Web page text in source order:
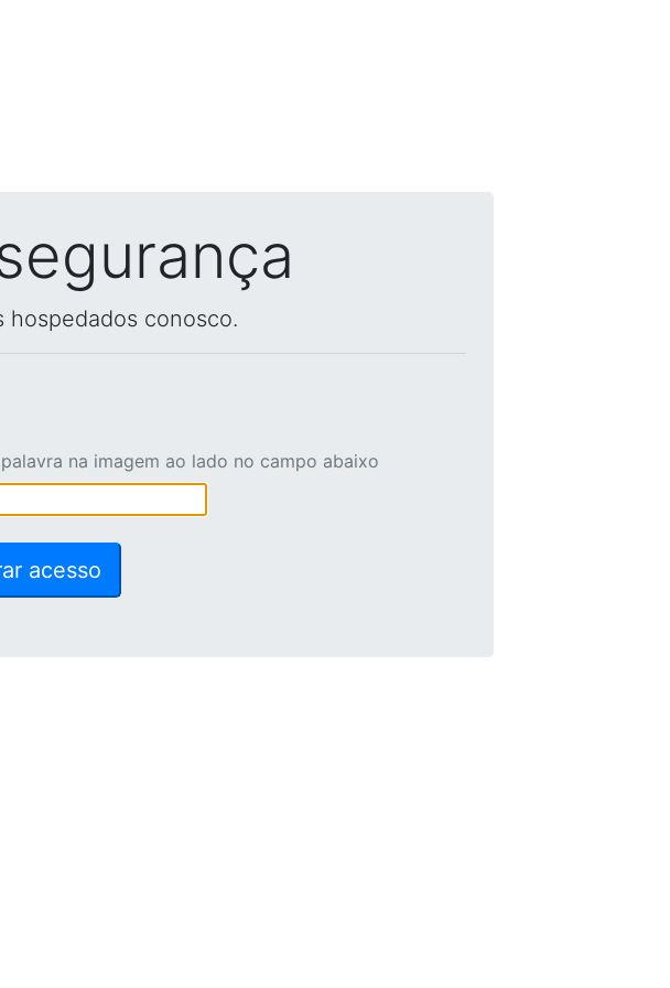
hospedados conosco.
na imagem ao lado no campo abaixo